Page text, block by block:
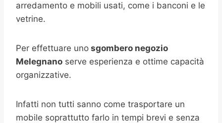
arredamento e mobili usati, come i banconi e le
vetrine.
Per effettuare uno sgombero negozio
Melegnano serve esperienza e ottime capacità
organizzative.
Infatti non tutti sanno come trasportare un
mobile soprattutto farlo in tempi brevi e senza